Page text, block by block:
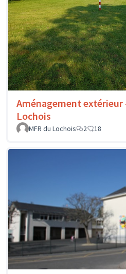
Aménagement extérieur
Lochois
MFR du Lochois
2 18